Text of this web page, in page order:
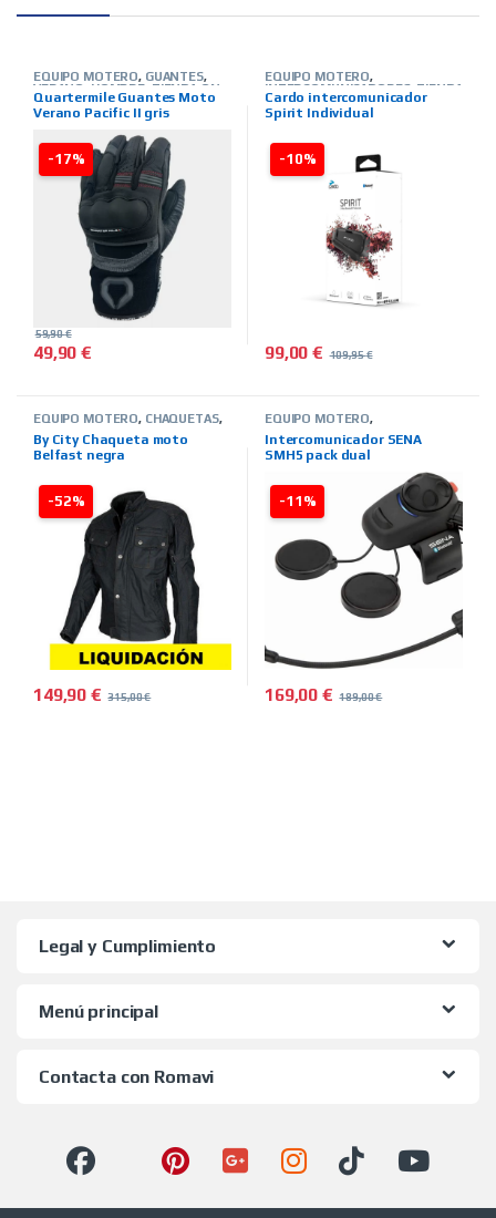
-17%
EQUIPO MOTERO, GUANTES,
VERANO
HOMBRE TIENDA ON
LINE,MARCAS ,QUARTER MILE
Quartermile Guantes Moto
Verano Pacific II gris
49,90€
59,90€
-10%
EQUIPO MOTERO,
INTERCOMUNICADORES, TIENDA
ON LINE,MARCAS,CARDO
Cardo intercomunicador
Spirit Individual
99,00€ 109,95€
-52%
EQUIPO MOTERO, CHAQUETAS,
LINE,MARCAS,BY CITY,OUTLET
MOTERO,TEXTIL-OUTLET
By City Chaqueta moto
Belfast negra
149,90€ 315,00€
-11%
EQUIPO MOTERO,
ON LINE,MARCAS,SENA
Intercomunicador SENA
SMH5 pack dual
169,00€ 189,00€
Legal y Cumplimiento
Menú principal
Contacta con Romavi